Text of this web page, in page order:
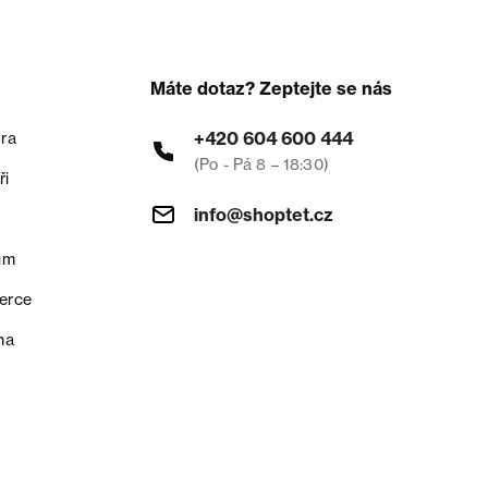
Máte dotaz? Zeptejte se nás
+420 604 600 444
(Po - Pá 8 – 18:30)
info@shoptet.cz